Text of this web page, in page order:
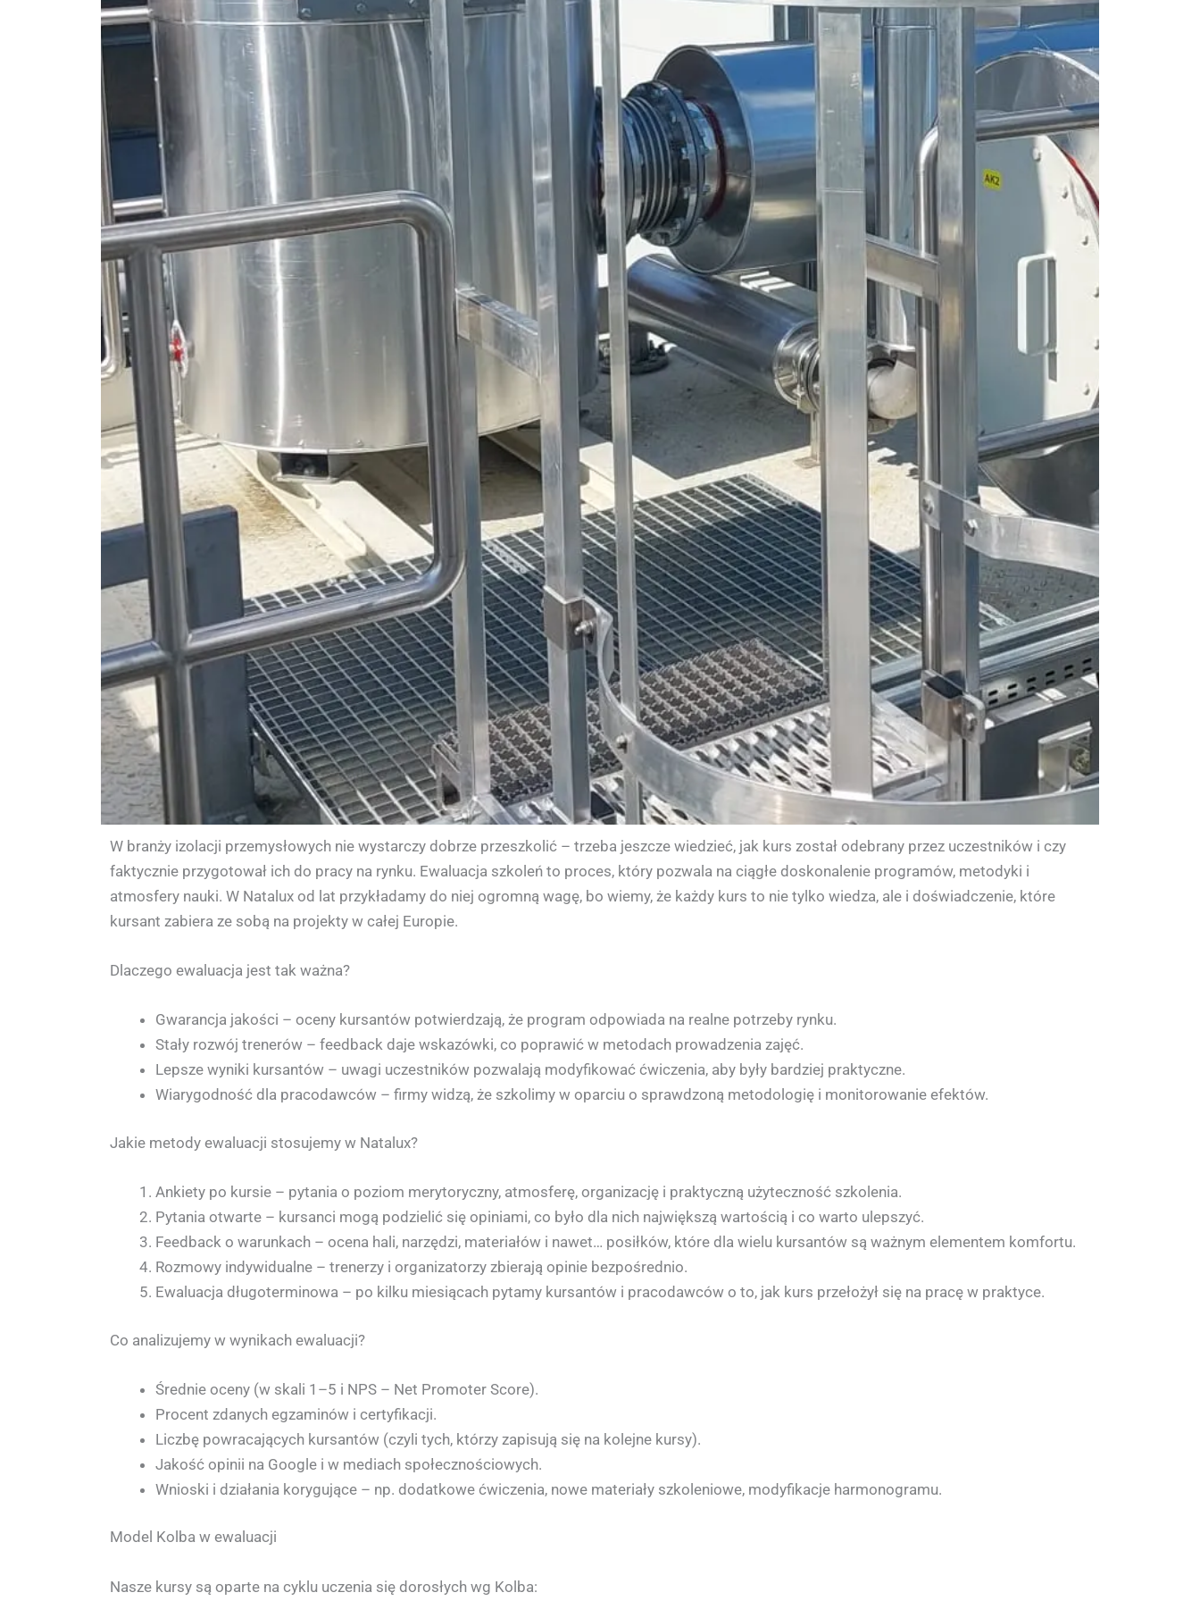
W branży izolacji przemysłowych nie wystarczy dobrze przeszkolić – trzeba jeszcze wiedzieć, jak kurs został odebrany przez uczestników i czy
faktycznie przygotował ich do pracy na rynku. Ewaluacja szkoleń to proces, który pozwala na ciągłe doskonalenie programów, metodyki i
atmosfery nauki. W Natalux od lat przykładamy do niej ogromną wagę, bo wiemy, że każdy kurs to nie tylko wiedza, ale i doświadczenie, które
kursant zabiera ze sobą na projekty w całej Europie.
Dlaczego ewaluacja jest tak ważna?
Gwarancja jakości – oceny kursantów potwierdzają, że program odpowiada na realne potrzeby rynku.
Stały rozwój trenerów – feedback daje wskazówki, co poprawić w metodach prowadzenia zajęć.
Lepsze wyniki kursantów – uwagi uczestników pozwalają modyfikować ćwiczenia, aby były bardziej praktyczne.
Wiarygodność dla pracodawców – firmy widzą, że szkolimy w oparciu o sprawdzoną metodologię i monitorowanie efektów.
Jakie metody ewaluacji stosujemy w Natalux?
Ankiety po kursie – pytania o poziom merytoryczny, atmosferę, organizację i praktyczną użyteczność szkolenia.
Pytania otwarte – kursanci mogą podzielić się opiniami, co było dla nich największą wartością i co warto ulepszyć.
Feedback o warunkach – ocena hali, narzędzi, materiałów i nawet… posiłków, które dla wielu kursantów są ważnym elementem komfortu.
Rozmowy indywidualne – trenerzy i organizatorzy zbierają opinie bezpośrednio.
Ewaluacja długoterminowa – po kilku miesiącach pytamy kursantów i pracodawców o to, jak kurs przełożył się na pracę w praktyce.
Co analizujemy w wynikach ewaluacji?
Średnie oceny (w skali 1–5 i NPS – Net Promoter Score).
Procent zdanych egzaminów i certyfikacji.
Liczbę powracających kursantów (czyli tych, którzy zapisują się na kolejne kursy).
Jakość opinii na Google i w mediach społecznościowych.
Wnioski i działania korygujące – np. dodatkowe ćwiczenia, nowe materiały szkoleniowe, modyfikacje harmonogramu.
Model Kolba w ewaluacji
Nasze kursy są oparte na cyklu uczenia się dorosłych wg Kolba: